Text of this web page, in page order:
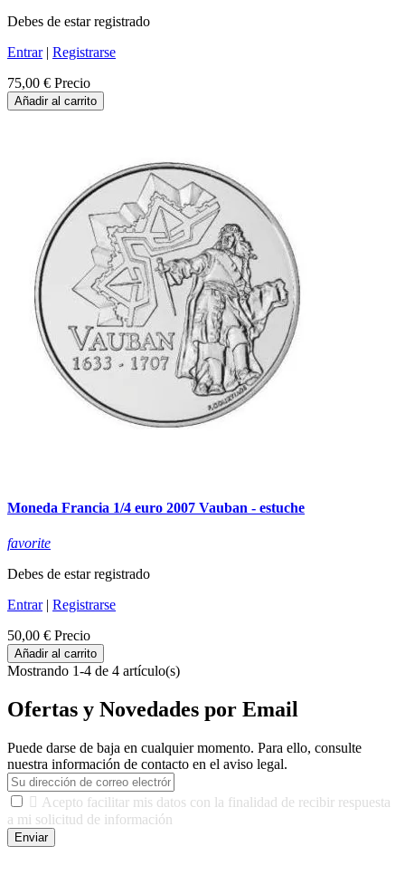
Debes de estar registrado
Entrar| Registrarse
75,00 € Precio
Añadir al carrito
Moneda Francia 1/4 euro 2007 Vauban - estuche
favorite
Debes de estar registrado
Entrar| Registrarse
50,00 € Precio
Añadir al carrito
Mostrando 1-4 de 4 artículo(s)
Ofertas y Novedades por Email
Puede darse de baja en cualquier momento. Para ello, consulte
nuestra información de contacto en el aviso legal.
 Acepto facilitar mis datos con la finalidad de recibir respuesta
a mi solicitud de información
Enviar